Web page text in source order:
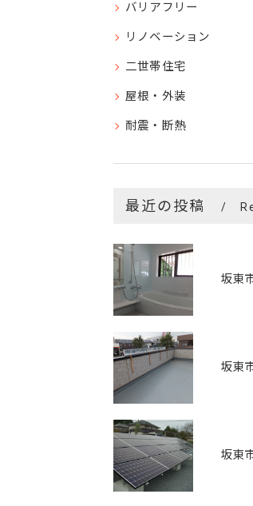
バリアフリー
リノベーション
二世帯住宅
屋根・外装
耐震・断熱
最近の投稿
坂東
坂東
坂東